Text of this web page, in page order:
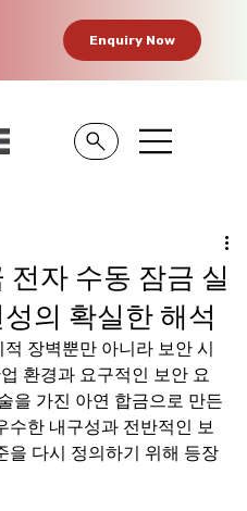
Enquiry Now
자 수동 잠금 실
의 확실한 해석
장벽뿐만 아니라 보안 시
환경과 요구적인 보안 요
을 가진 아연 합금으로 만든
수한 내구성과 전반적인 보
을 다시 정의하기 위해 등장